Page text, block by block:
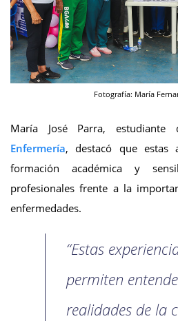
Fotografía: María
María José Parra,
Enfermería, destacó que estas
formación académica y
profesionales frente a la
enfermedades.
“Estas
permiten
realidades de la